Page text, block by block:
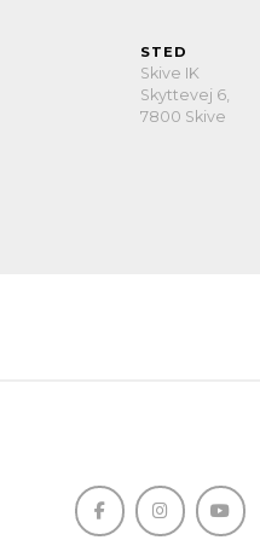
STED
Skive IK
Skyttevej 6,
7800 Skive